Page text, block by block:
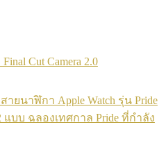
Cut Camera 2.0
ายนาฬิกา Apple Watch รุ่น Pride
แบบ ฉลองเทศกาล Pride ที่กำลัง